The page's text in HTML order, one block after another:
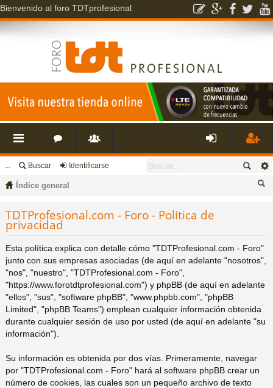
Bienvenido al foro TDTprofesional
nl
es
rá
pi
do
o
s
s
ri
o
s
ar
se
eg
rs
e
... Buscar Identificarse
Índice general
TDTProfesional.com - Foro - Política de
privacidad
Esta política explica con detalle cómo "TDTProfesional.com - Foro"
junto con sus empresas asociadas (de aquí en adelante "nosotros",
"nos", "nuestro", "TDTProfesional.com - Foro",
"https://www.forotdtprofesional.com") y phpBB (de aquí en adelante
"ellos", "sus", "software phpBB", "www.phpbb.com", "phpBB
Limited", "phpBB Teams") emplean cualquier información obtenida
durante cualquier sesión de uso por usted (de aquí en adelante "su
información").
Su información es obtenida por dos vías. Primeramente, navegar
por "TDTProfesional.com - Foro" hará al software phpBB crear un
número de cookies, las cuales son un pequeño archivo de texto